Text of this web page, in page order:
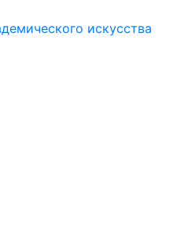
искусства